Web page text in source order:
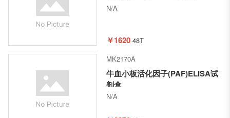
N/A
￥1620 48T
MK2170A
牛血小板活化因子(PAF)ELISA试
剂盒
N/A